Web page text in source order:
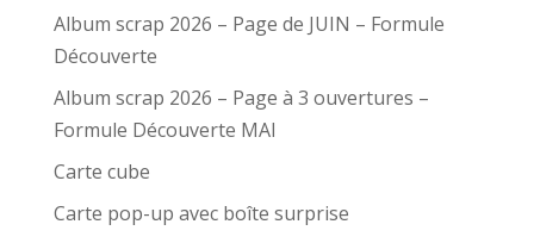
Album scrap 2026 – Page de JUIN – Formule
Découverte
Album scrap 2026 – Page à 3 ouvertures –
Formule Découverte MAI
Carte cube
Carte pop-up avec boîte surprise